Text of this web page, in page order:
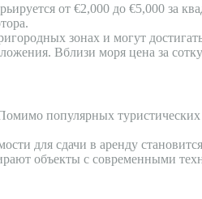
от €2,000 до €5,000 за
зонах и могут
Вблизи моря цена за
популярных
для сдачи в аренду
объекты с современными